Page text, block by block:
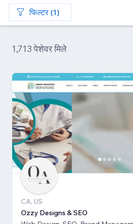
फिल्टर (1)
1,713 पेशेवर मिले
CA, US
Ozzy Designs & SEO